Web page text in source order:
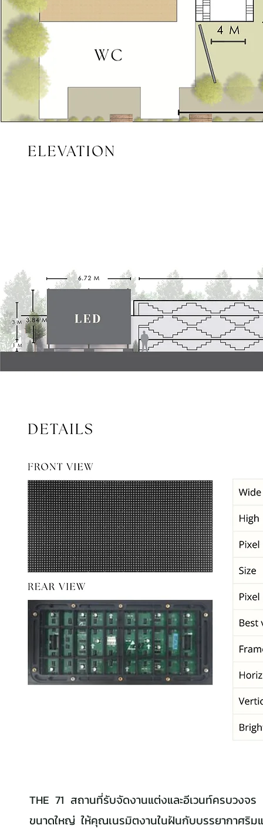
THE 71 สถานที่รับจัดงานแต่งและอีเวนท์ครบวง
ขนาดใหญ่ ให้คุณเนรมิตงานในฝันกับบรรยากาศริม